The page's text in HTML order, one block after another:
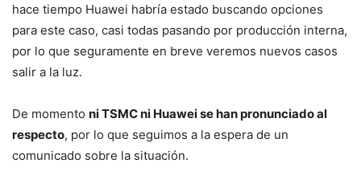
hace tiempo Huawei habría estado buscando opciones
para este caso, casi todas pasando por producción interna,
por lo que seguramente en breve veremos nuevos casos
salir a la luz.
De momento ni TSMC ni Huawei se han pronunciado al
respecto, por lo que seguimos a la espera de un
comunicado sobre la situación.